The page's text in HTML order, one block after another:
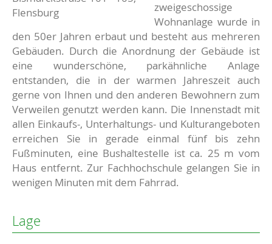
Flensburg
zweigeschossige
Wohnanlage wurde in
den 50er Jahren erbaut und besteht aus mehreren
Gebäuden. Durch die Anordnung der Gebäude ist
eine wunderschöne, parkähnliche Anlage
entstanden, die in der warmen Jahreszeit auch
gerne von Ihnen und den anderen Bewohnern zum
Verweilen genutzt werden kann. Die Innenstadt mit
allen Einkaufs-, Unterhaltungs- und Kulturangeboten
erreichen Sie in gerade einmal fünf bis zehn
Fußminuten, eine Bushaltestelle ist ca. 25 m vom
Haus entfernt. Zur Fachhochschule gelangen Sie in
wenigen Minuten mit dem Fahrrad.
Lage